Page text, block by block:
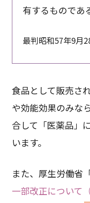
有するものであ
最判昭和57年9月
食品として販売さ
や効能効果のみな
合して「医薬品」
います。
また、厚生労働省
一部改正について